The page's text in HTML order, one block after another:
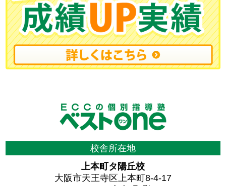
校舎所在地
上本町タ陽丘校
大阪市天王寺区上本町8-4-17